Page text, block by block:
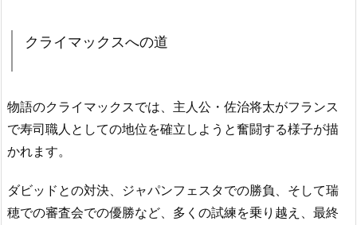
クライマックスへの道
物語のクライマックスでは、主人公・佐治将太がフランス
で寿司職人としての地位を確立しようと奮闘する様子が描
かれます。
ダビッドとの対決、ジャパンフェスタでの勝負、そして瑞
穂での審査会での優勝など、多くの試練を乗り越え、最終